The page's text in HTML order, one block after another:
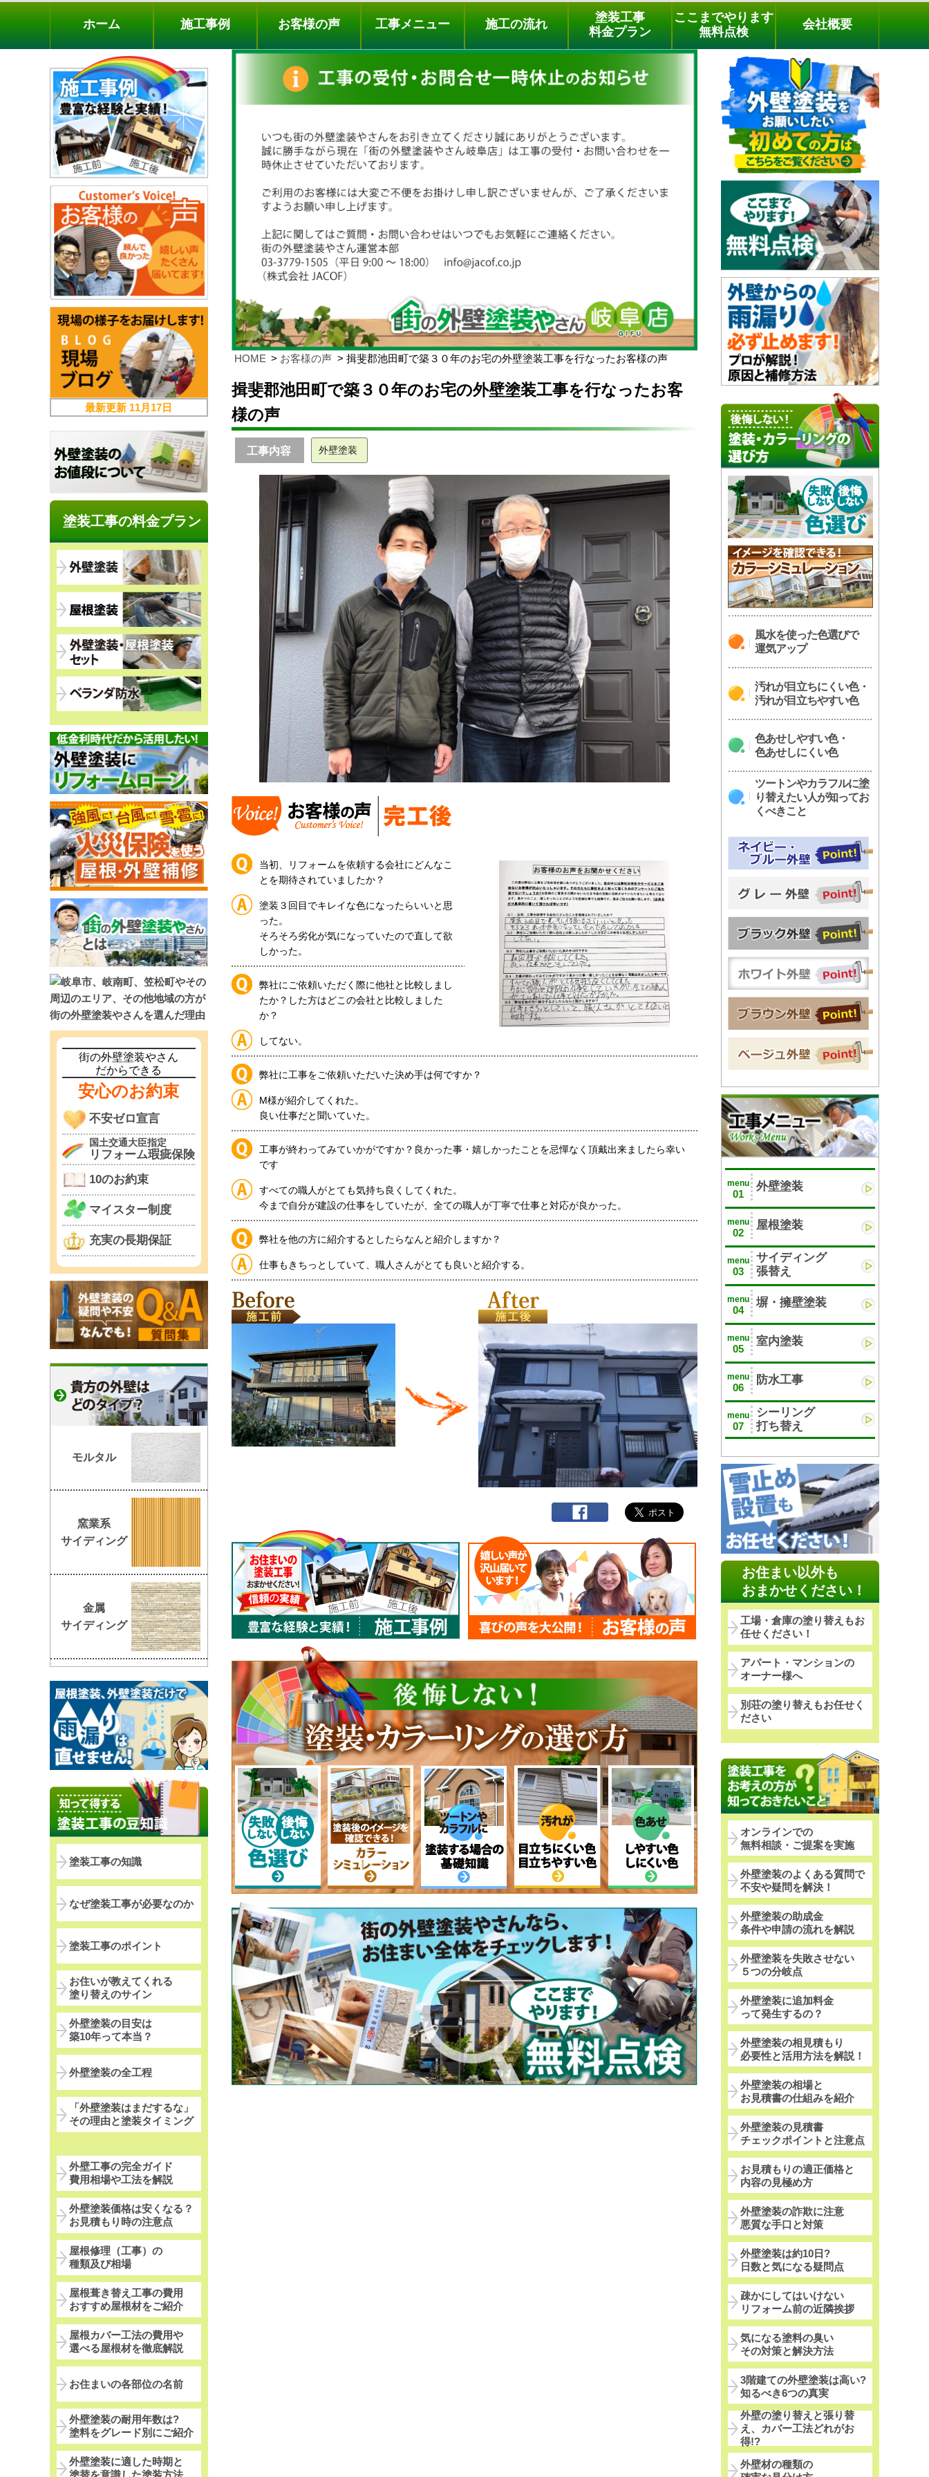
料金プラン 無料点検
電話でのご相談
[9時～18時まで受付中]
phone03-3779-1505
ホーム 施工事例 お客様の声 工事メニュー 施工の流れ
塗装工事
料金プラン
ここまでやります
無料点検
会社概要
HOME お客様の声 揖斐郡池田町で築３０年のお宅の外壁塗装工事を行なったお客様の声
揖斐郡池田町で築３０年のお宅の外壁塗装工事を行なったお客
様の声
工事内容 外壁塗装
当初、リフォームを依頼する会社にどんなこ
とを期待されていましたか？
塗装３回目でキレイな色になったらいいと思
った。
そろそろ劣化が気になっていたので直して欲
しかった。
弊社にご依頼いただく際に他社と比較しまし
たか？した方はどこの会社と比較しました
か？
してない。
弊社に工事をご依頼いただいた決め手は何ですか？
M様が紹介してくれた。
良い仕事だと聞いていた。
工事が終わってみていかがですか？良かった事・嬉しかったことを忌憚なく頂戴出来ましたら幸い
です
すべての職人がとても気持ち良くしてくれた。
今まで自分が建設の仕事をしていたが、全ての職人が丁寧で仕事と対応が良かった。
弊社を他の方に紹介するとしたらなんと紹介しますか？
仕事もきちっとしていて、職人さんがとても良いと紹介する。
風水を使った色選びで
運気アップ
汚れが目立ちにくい色・
汚れが目立ちやすい色
色あせしやすい色・
色あせしにくい色
ツートンやカラフルに塗
り替えたい人が知ってお
くべきこと
menu
01
外壁塗装
menu
02
屋根塗装
menu
03
サイディング
張替え
menu
04
塀・擁壁塗装
menu
05
室内塗装
menu
06
防水工事
menu
07
シーリング
打ち替え
お住まい以外も
おまかせください！
工場・倉庫の塗り替えもお
任せください！
アパート・マンションの
オーナー様へ
別荘の塗り替えもお任せく
ださい
オンラインでの
無料相談・ご提案を実施
外壁塗装のよくある質問で
不安や疑問を解決！
外壁塗装の助成金
条件や申請の流れを解説
外壁塗装を失敗させない
５つの分岐点
外壁塗装に追加料金
って発生するの？
外壁塗装の相見積もり
必要性と活用方法を解説！
外壁塗装の相場と
お見積書の仕組みを紹介
外壁塗装の見積書
チェックポイントと注意点
お見積もりの適正価格と
内容の見極め方
外壁塗装の詐欺に注意
悪質な手口と対策
外壁塗装は約10日?
日数と気になる疑問点
疎かにしてはいけない
リフォーム前の近隣挨拶
気になる塗料の臭い
その対策と解決方法
3階建ての外壁塗装は高い?
知るべき6つの真実
外壁の塗り替えと張り替
え、カバー工法どれがお
得!?
外壁材の種類の
最新更新 11月17日
塗装工事の料金プラン
街の外壁塗装やさん
だからできる
安心のお約束
不安ゼロ宣言
国土交通大臣指定
リフォーム瑕疵保険
10のお約束
マイスター制度
充実の長期保証
モルタル
窯業系
サイディング
金属
サイディング
塗装工事の知識
なぜ塗装工事が必要なのか
塗装工事のポイント
お住いが教えてくれる
塗り替えのサイン
外壁塗装の目安は
築10年って本当？
外壁塗装の全工程
「外壁塗装はまだするな」
その理由と塗装タイミング
外壁工事の完全ガイド
費用相場や工法を解説
外壁塗装価格は安くなる？
お見積もり時の注意点
屋根修理（工事）の
種類及び相場
屋根葺き替え工事の費用
おすすめ屋根材をご紹介
屋根カバー工法の費用や
選べる屋根材を徹底解説
お住まいの各部位の名前
外壁塗装の耐用年数は?
塗料をグレード別にご紹介
外壁塗装に適した時期と